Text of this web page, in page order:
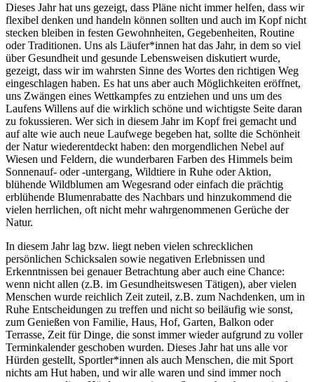
Dieses Jahr hat uns gezeigt, dass Pläne nicht immer helfen, dass wir
flexibel denken und handeln können sollten und auch im Kopf nicht
stecken bleiben in festen Gewohnheiten, Gegebenheiten, Routine
oder Traditionen. Uns als Läufer*innen hat das Jahr, in dem so viel
über Gesundheit und gesunde Lebensweisen diskutiert wurde,
gezeigt, dass wir im wahrsten Sinne des Wortes den richtigen Weg
eingeschlagen haben. Es hat uns aber auch Möglichkeiten eröffnet,
uns Zwängen eines Wettkampfes zu entziehen und uns um des
Laufens Willens auf die wirklich schöne und wichtigste Seite daran
zu fokussieren. Wer sich in diesem Jahr im Kopf frei gemacht und
auf alte wie auch neue Laufwege begeben hat, sollte die Schönheit
der Natur wiederentdeckt haben: den morgendlichen Nebel auf
Wiesen und Feldern, die wunderbaren Farben des Himmels beim
Sonnenauf- oder -untergang, Wildtiere in Ruhe oder Aktion,
blühende Wildblumen am Wegesrand oder einfach die prächtig
erblühende Blumenrabatte des Nachbars und hinzukommend die
vielen herrlichen, oft nicht mehr wahrgenommenen Gerüche der
Natur.
In diesem Jahr lag bzw. liegt neben vielen schrecklichen
persönlichen Schicksalen sowie negativen Erlebnissen und
Erkenntnissen bei genauer Betrachtung aber auch eine Chance:
wenn nicht allen (z.B. im Gesundheitswesen Tätigen), aber vielen
Menschen wurde reichlich Zeit zuteil, z.B. zum Nachdenken, um in
Ruhe Entscheidungen zu treffen und nicht so beiläufig wie sonst,
zum Genießen von Familie, Haus, Hof, Garten, Balkon oder
Terrasse, Zeit für Dinge, die sonst immer wieder aufgrund zu voller
Terminkalender geschoben wurden. Dieses Jahr hat uns alle vor
Hürden gestellt, Sportler*innen als auch Menschen, die mit Sport
nichts am Hut haben, und wir alle waren und sind immer noch